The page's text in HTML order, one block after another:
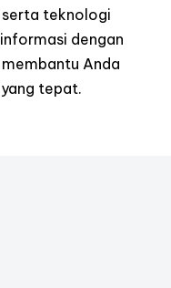
serta teknologi
dengan
Anda
tepat.